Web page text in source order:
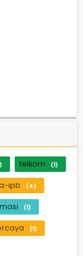
telkom (1)
ipb (4)
(1)
(1)